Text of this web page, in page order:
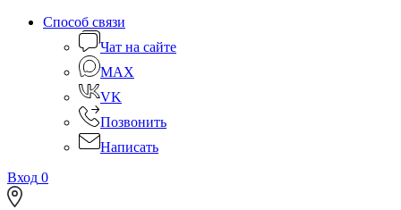
Способ связи
Чат на сайте
MAX
VK
Позвонить
Написать
Вход 0